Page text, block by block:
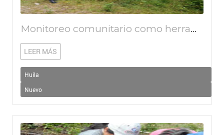
Monitoreo comunitario como herramienta para el conocimiento y la conservación de eco
LEER MÁS
Huila
Nuevo